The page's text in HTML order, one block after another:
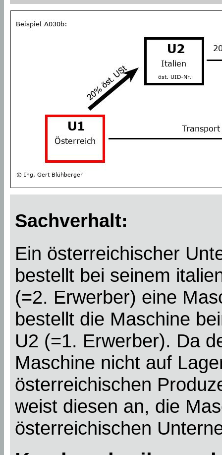
Sachverhalt:
Ein österreichischer
bestellt bei seinem
(=2. Erwerber) eine
bestellt die Maschine
U2 (=1. Erwerber). Da
Maschine nicht auf
österreichischen
weist diesen an, die
österreichischen